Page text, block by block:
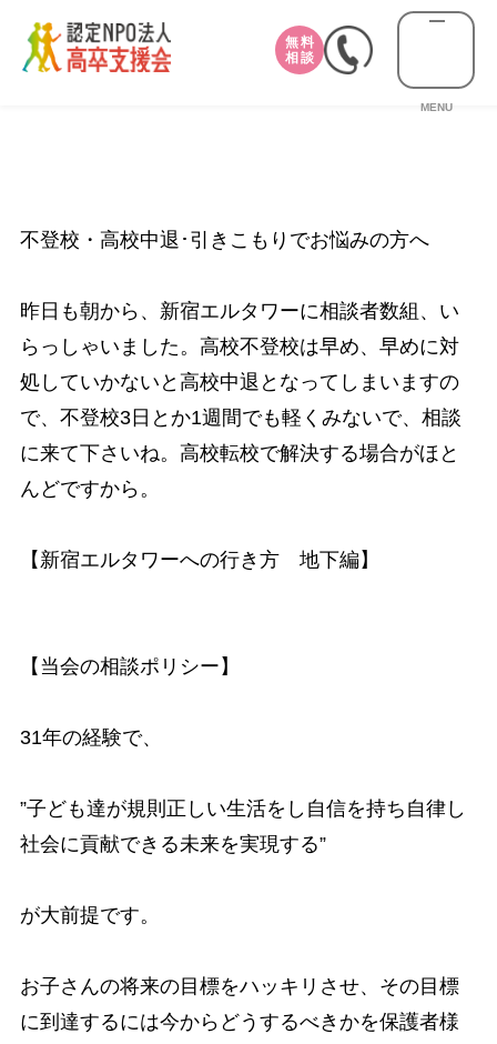
無料
相談
MENU
不登校・高校中退･引きこもりでお悩みの方へ
昨日も朝から、新宿エルタワーに相談者数組、い
らっしゃいました。高校不登校は早め、早めに対
処していかないと高校中退となってしまいますの
で、不登校3日とか1週間でも軽くみないで、相談
に来て下さいね。高校転校で解決する場合がほと
んどですから。
【新宿エルタワーへの行き方 地下編】
【当会の相談ポリシー】
31年の経験で、
”子ども達が規則正しい生活をし自信を持ち自律し
社会に貢献できる未来を実現する”
が大前提です。
お子さんの将来の目標をハッキリさせ、その目標
に到達するには今からどうするべきかを保護者様